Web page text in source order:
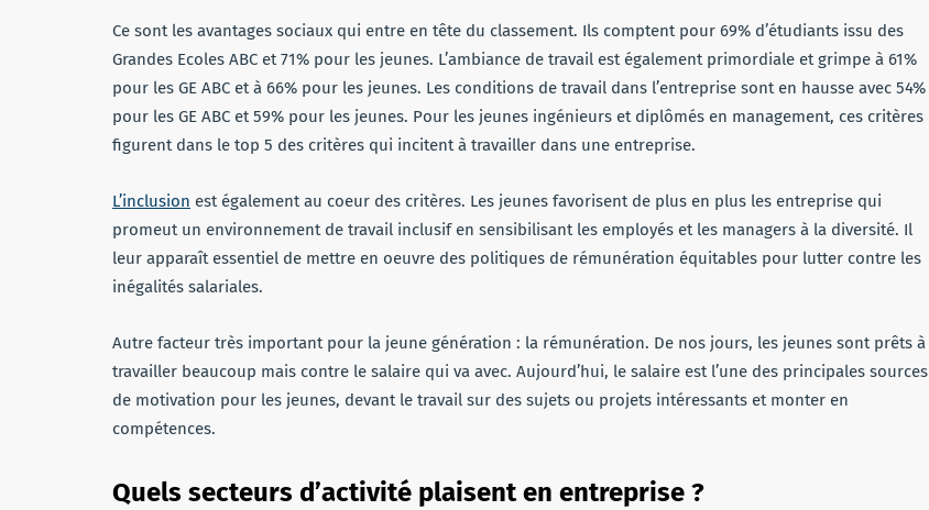
Ce sont les avantages sociaux qui entre en tête du classement. Ils comptent pour 69% d’étudiants issu des
Grandes Ecoles ABC et 71% pour les jeunes. L’ambiance de travail est également primordiale et grimpe à 61%
pour les GE ABC et à 66% pour les jeunes. Les conditions de travail dans l’entreprise sont en hausse avec 54%
pour les GE ABC et 59% pour les jeunes. Pour les jeunes ingénieurs et diplômés en management, ces critères
figurent dans le top 5 des critères qui incitent à travailler dans une entreprise.
L’inclusion est également au coeur des critères. Les jeunes favorisent de plus en plus les entreprise qui
promeut un environnement de travail inclusif en sensibilisant les employés et les managers à la diversité. Il
leur apparaît essentiel de mettre en oeuvre des politiques de rémunération équitables pour lutter contre les
inégalités salariales.
Autre facteur très important pour la jeune génération : la rémunération. De nos jours, les jeunes sont prêts à
travailler beaucoup mais contre le salaire qui va avec. Aujourd’hui, le salaire est l’une des principales sources
de motivation pour les jeunes, devant le travail sur des sujets ou projets intéressants et monter en
compétences.
Quels secteurs d’activité plaisent en entreprise ?